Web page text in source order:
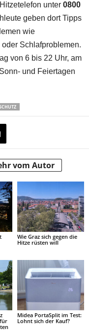
unter 0800
geben dort Tipps
wie
Schlafproblemen.
von 6 bis 22 Uhr, am
und Feiertagen
vom Autor
Wie Graz sich gegen die
Hitze rüsten will
Midea PortaSplit im Test:
Lohnt sich der Kauf?